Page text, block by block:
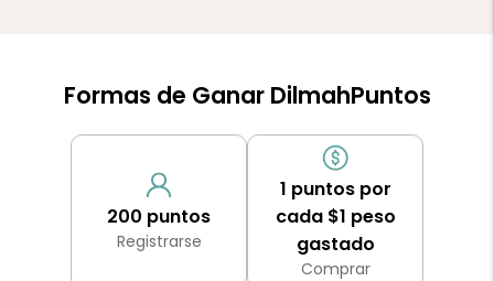
Formas de Ganar DilmahPuntos
200 puntos
Registrarse
1 puntos por
cada $1 peso
gastado
Comprar